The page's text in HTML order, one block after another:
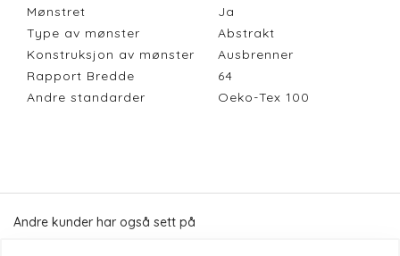
Mønstret
Ja
Type av mønster
Abstrakt
Konstruksjon av mønster
Ausbrenner
Rapport Bredde
64
Andre standarder
Oeko-Tex 100
Andre kunder har også sett på